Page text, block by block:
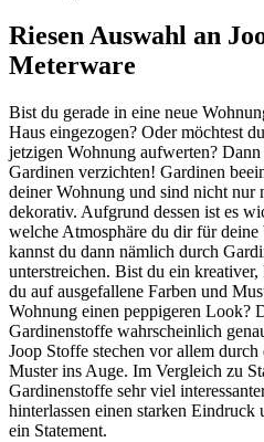
Riesen Auswahl an
Meterware
Bist du gerade in eine neue
Haus eingezogen? Oder möchtest
jetzigen Wohnung aufwerten?
Gardinen verzichten! Gardinen
deiner Wohnung und sind nicht nur
dekorativ. Aufgrund dessen ist es
welche Atmosphäre du dir für
kannst du dann nämlich durch
unterstreichen. Bist du ein
du auf ausgefallene Farben und
Wohnung einen peppigeren Look?
Gardinenstoffe wahrscheinlich
Joop Stoffe stechen vor allem
Muster ins Auge. Im Vergleich zu
Gardinenstoffe sehr viel
hinterlassen einen starken Eindruck
ein Statement.